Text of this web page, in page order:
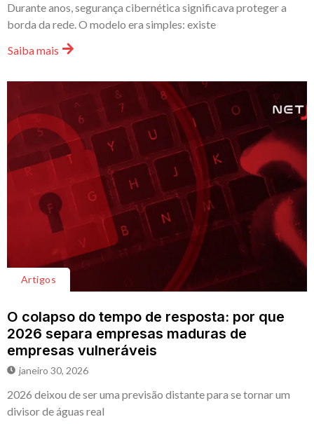
Durante anos, segurança cibernética significava proteger a
borda da rede. O modelo era simples: existe
Saiba mais
Artigos
O colapso do tempo de resposta: por que
2026 separa empresas maduras de
empresas vulneráveis
janeiro 30, 2026
2026 deixou de ser uma previsão distante para se tornar um
divisor de águas real